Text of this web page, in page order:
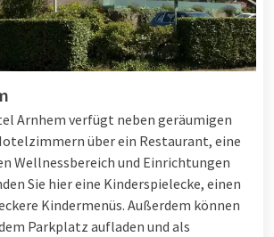
Arnhem verfügt neben geräumigen
über ein Restaurant, eine
Wellnessbereich und Einrichtungen
Sie hier eine Kinderspielecke, einen
Kindermenüs. Außerdem können
Parkplatz aufladen und als